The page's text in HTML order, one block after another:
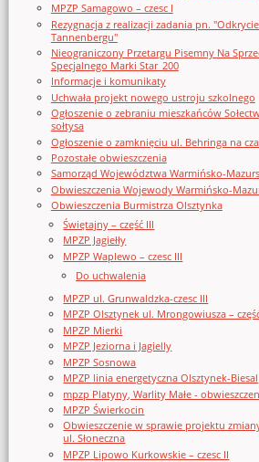
MPZP Samagowo – czesc I
Rezygnacja z realizacji zadania pn.
Tannenbergu"
Nieograniczony Przetargu Pisemny Na
Specjalnego Marki Star_200
Informacje i komunikaty
Uchwała projekt nowego ustroju szkolnego
Ogłoszenie o zebraniu mieszkańców
sołtysa
Ogłoszenie o zamknięciu ul. Behringa na
Pozostałe obwieszczenia
Samorząd Województwa Warmińsko-
Obwieszczenia Wojewody Warmińsko-
Obwieszczenia Burmistrza Olsztynka
Świętajny – część III
MPZP Jagiełły
MPZP Waplewo – czesc III
Do uchwalenia
MPZP ul. Grunwaldzka-czesc III
MPZP Olsztynek ul. Mrongowiusza –
MPZP Mierki
MPZP Jeziorna i Jagielly
MPZP Sosnowa
MPZP linia energetyczna Olsztynek-Biesal
mpzp Platyny, Warlity Małe -
MPZP Świerkocin
Obwieszczenie w sprawie projektu
ul. Słoneczna
MPZP Lipowo Kurkowskie – czesc II